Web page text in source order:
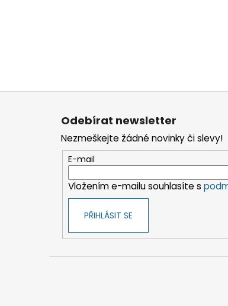
Z
Odebírat newsletter
Nezmeškejte žádné novinky či slevy!
E-mail
Vložením e-mailu souhlasíte s
PŘIHLÁSIT SE